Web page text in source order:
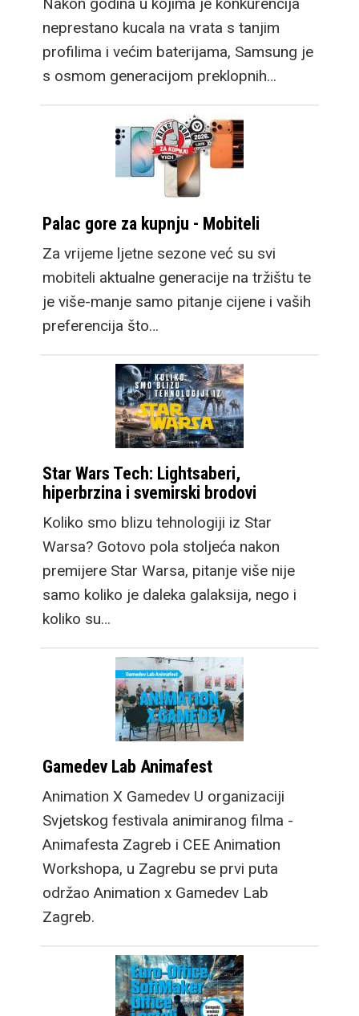
neprestano kucala na vrata s tanjim
profilima i većim baterijama, Samsung je
s osmom generacijom preklopnih…
Palac gore za kupnju - Mobiteli
Za vrijeme ljetne sezone već su svi
mobiteli aktualne generacije na tržištu te
je više-manje samo pitanje cijene i vaših
preferencija što…
Star Wars Tech: Lightsaberi,
hiperbrzina i svemirski brodovi
Koliko smo blizu tehnologiji iz Star
Warsa? Gotovo pola stoljeća nakon
premijere Star Warsa, pitanje više nije
samo koliko je daleka galaksija, nego i
koliko su…
Gamedev Lab Animafest
Animation X Gamedev U organizaciji
Svjetskog festivala animiranog filma -
Animafesta Zagreb i CEE Animation
Workshopa, u Zagrebu se prvi puta
održao Animation x Gamedev Lab
Zagreb.